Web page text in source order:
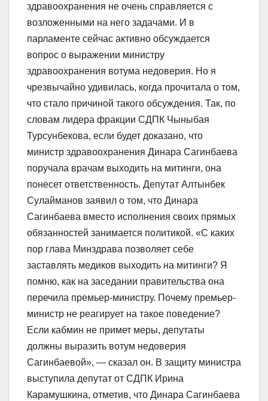
здравоохранения не очень справляется с
возложенными на него задачами. И в
парламенте сейчас активно обсуждается
вопрос о выражении министру
здравоохранения вотума недоверия. Но я
чрезвычайно удивилась, когда прочитала о том,
что стало причиной такого обсуждения. Так, по
словам лидера фракции СДПК Чыныбая
Турсунбекова, если будет доказано, что
министр здравоохранения Динара Сагинбаева
поручала врачам выходить на митинги, она
понесет ответственность. Депутат Алтынбек
Сулайманов заявил о том, что Динара
Сагинбаева вместо исполнения своих прямых
обязанностей занимается политикой. «С каких
пор глава Минздрава позволяет себе
заставлять медиков выходить на митинги? Я
помню, как на заседании правительства она
перечила премьер-министру. Почему премьер-
министр не реагирует на такое поведение?
Если кабмин не примет меры, депутаты
должны выразить вотум недоверия
Сагинбаевой», — сказал он. В защиту министра
выступила депутат от СДПК Ирина
Карамушкина, отметив, что Динара Сагинбаева